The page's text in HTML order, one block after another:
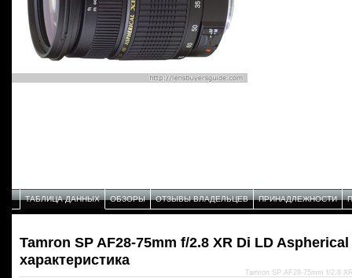
ТАБЛИЦА ДАННЫХ ОБЗОРЫ ОТЗЫВЫ ВЛАДЕЛЬЦЕВ ПРИНАДЛЕЖНОСТИ
Tamron SP AF28-75mm f/2.8 XR Di LD
характеристика
Tamron SP AF28-75mm f/2.8